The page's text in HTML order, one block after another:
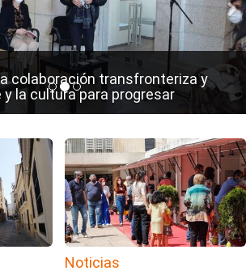
colaboración transfronteriza y
la cultura para progresar
Noticias